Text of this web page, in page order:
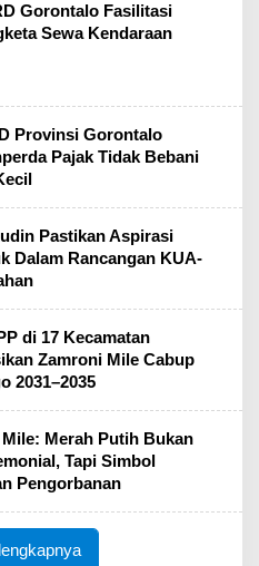
Gorontalo Fasilitasi
Sewa Kendaraan
Provinsi Gorontalo
Pajak Tidak Bebani
Pastikan Aspirasi
Dalam Rancangan KUA-
di 17 Kecamatan
Zamroni Mile Cabup
2031–2035
Merah Putih Bukan
Tapi Simbol
Pengorbanan